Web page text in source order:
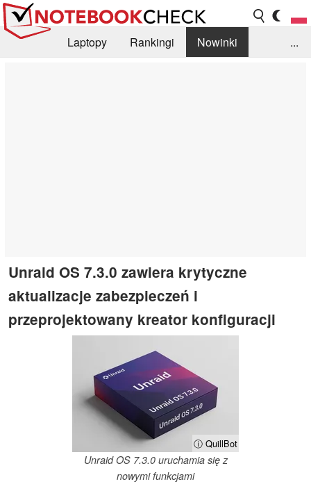
Laptopy Rankingi
Nowinki
...
Unraid OS 7.3.0 zawiera krytyczne
aktualizacje zabezpieczeń i
przeprojektowany kreator konfiguracji
ⓘ QuillBot
Unraid OS 7.3.0 uruchamia się z
nowymi funkcjami